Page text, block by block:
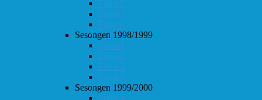
Follo 2
Follo 3
Follo 4
Sesongen 1998/1999
Follo 1
Follo 2
Follo 3
Follo 4
Sesongen 1999/2000
Follo 1